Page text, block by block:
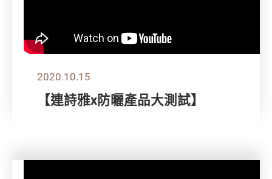
2020.10.15
【連詩雅x防曬產品大測試】